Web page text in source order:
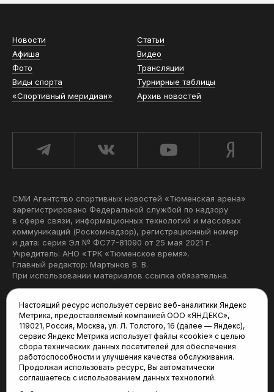
Новости
Статьи
Афиша
Видео
Фото
Трансляции
Виды спорта
Турнирные таблицы
«Спортивный меридиан»
Архив новостей
СМИ Агентство спортивных новостей «Тюменская арена»
зарегистрировано Федеральной службой по надзору
в сфере связи, информационных технологий и массовых
коммуникаций (Роскомнадзор), регистрационный номер
и дата: серия Эл № ФС77-81090 от 25 мая 2021 г.
Учредитель: АНО «ТРК «Тюменское время».
Главный редактор: Мартынов В. В.
При использовании материалов ссылка обязательна.
Редакция:
625035, Тюмень, пр. Геологоразведчиков, 28А
(3452) 68-22-28
tum-arena@mail.ru
Отдел продаж:
Настоящий ресурс использует сервис веб-аналитики Яндекс
Метрика, предоставляемый компанией ООО «ЯНДЕКС»,
119021, Россия, Москва, ул. Л. Толстого, 16 (далее — Яндекс),
сервис Яндекс Метрика использует файлы «cookie» с целью
сбора технических данных посетителей для обеспечения
работоспособности и улучшения качества обслуживания.
Продолжая использовать ресурс, Вы автоматически
соглашаетесь с использованием данных технологий.